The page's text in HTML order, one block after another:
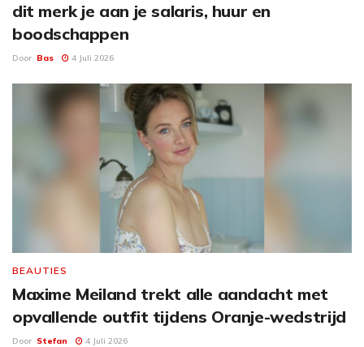
dit merk je aan je salaris, huur en
boodschappen
Door Bas 4 Juli 2026
BEAUTIES
Maxime Meiland trekt alle aandacht met
opvallende outfit tijdens Oranje-wedstrijd
Door Stefan 4 Juli 2026